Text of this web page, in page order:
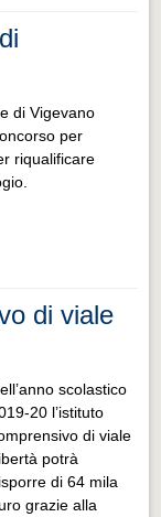
di Vigevano
per
riqualificare
di viale
scolastico
20 l’istituto
di viale
potrà
di 64 mila
grazie alla